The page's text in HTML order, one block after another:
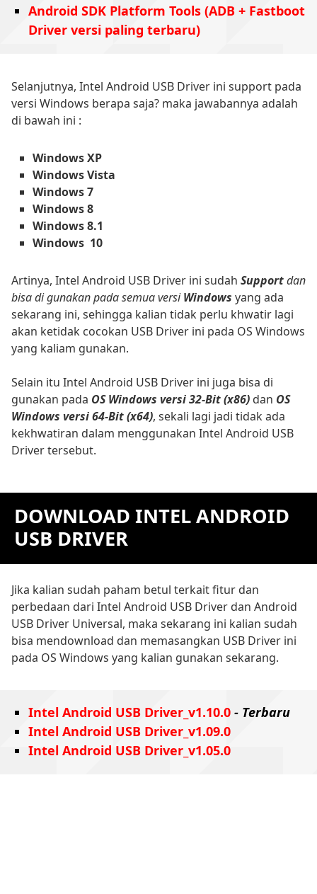
Android SDK Platform Tools (ADB + Fastboot
Driver versi paling terbaru)
Selanjutnya, Intel Android USB Driver ini support pada
versi Windows berapa saja? maka jawabannya adalah
di bawah ini :
Windows XP
Windows Vista
Windows 7
Windows 8
Windows 8.1
Windows 10
Artinya, Intel Android USB Driver ini sudah Supportdan
bisa di gunakan pada semua versiWindows yang ada
sekarang ini, sehingga kalian tidak perlu khwatir lagi
akan ketidak cocokan USB Driver ini pada OS Windows
yang kaliam gunakan.
Selain itu Intel Android USB Driver ini juga bisa di
gunakan pada OS Windows versi 32-Bit (x86) dan OS
Windows versi 64-Bit (x64), sekali lagi jadi tidak ada
kekhwatiran dalam menggunakan Intel Android USB
Driver tersebut.
DOWNLOAD INTEL ANDROID
USB DRIVER
Jika kalian sudah paham betul terkait fitur dan
perbedaan dari Intel Android USB Driver dan Android
USB Driver Universal, maka sekarang ini kalian sudah
bisa mendownload dan memasangkan USB Driver ini
pada OS Windows yang kalian gunakan sekarang.
Intel Android USB Driver_v1.10.0 - Terbaru
Intel Android USB Driver_v1.09.0
Intel Android USB Driver_v1.05.0